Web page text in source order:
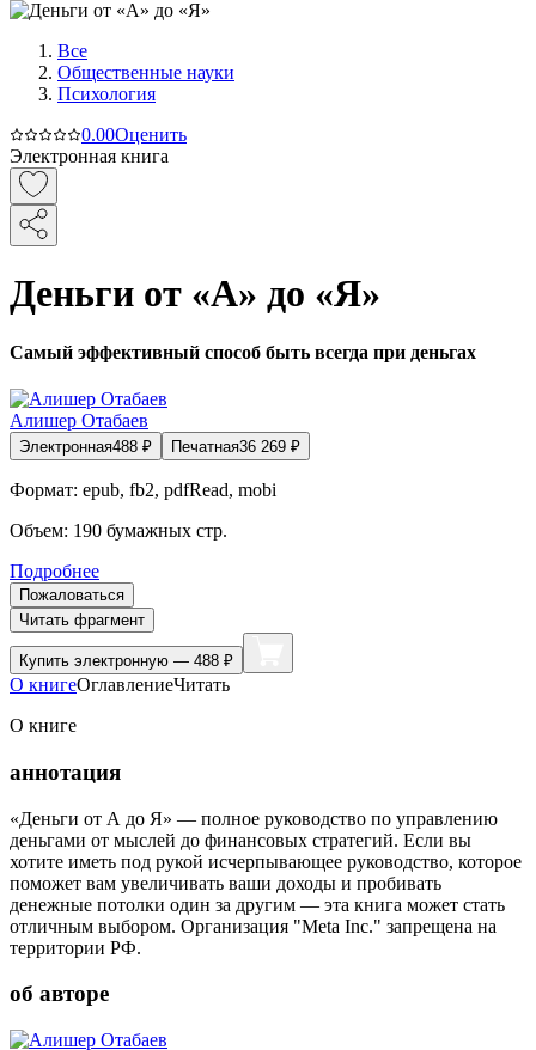
Все
Общественные науки
Психология
0.00Оценить
Электронная книга
Деньги от «А» до «Я»
Самый эффективный способ быть всегда при деньгах
Алишер Отабаев
Электронная488 ₽ Печатная36 269 ₽
Формат: epub, fb2, pdfRead, mobi
Объем: 190 бумажных стр.
Подробнее
Пожаловаться
Читать фрагмент
Купить электронную — 488 ₽
О книгеОглавлениеЧитать
О книге
аннотация
«Деньги от А до Я» — полное руководство по управлению
деньгами от мыслей до финансовых стратегий. Если вы
хотите иметь под рукой исчерпывающее руководство, которое
поможет вам увеличивать ваши доходы и пробивать
денежные потолки один за другим — эта книга может стать
отличным выбором. Организация "Meta Inc." запрещена на
территории РФ.
об авторе